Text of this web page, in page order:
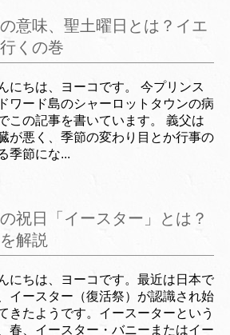
意味、聖土曜日とは？イエ
くの巻
にちは、ヨーコです。 今プリンス
ワード島のシャーロットタウンの病
この記事を書いています。 義父は
が悪く、季節の変わり目とか行事の
季節にな...
祝日「イースター」とは？
解説
にちは、ヨーコです。最近は日本で
イースター（復活祭）が認識され始
きたようです。イースーターという
春、イースター・バニーまたはイー